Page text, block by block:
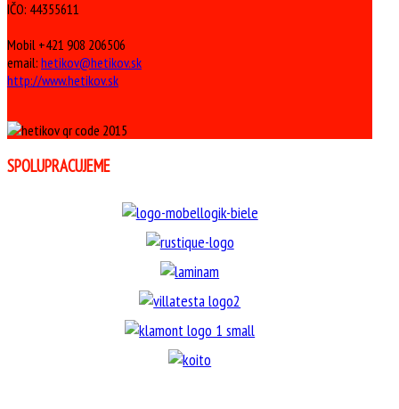
IČO: 44355611
Mobil +421 908 206506
email: hetikov@hetikov.sk
http://www.hetikov.sk
SPOLUPRACUJEME